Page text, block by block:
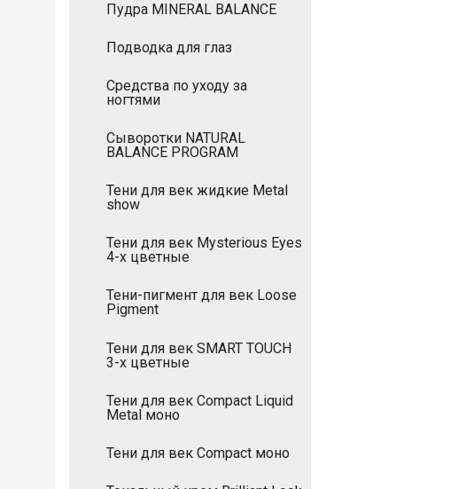
Пудра MINERAL BALANCE
Подводка для глаз
Средства по уходу за
ногтями
Сыворотки NATURAL
BALANCE PROGRAM
Тени для век жидкие Metal
show
Тени для век Mysterious Eyes
4-х цветные
Тени-пигмент для век Loose
Pigment
Тени для век SMART TOUCH
3-х цветные
Тени для век Compact Liquid
Metal моно
Тени для век Compact моно